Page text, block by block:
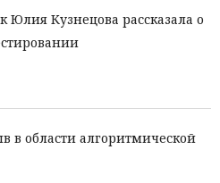
Кузнецова рассказала о
в области алгоритмической